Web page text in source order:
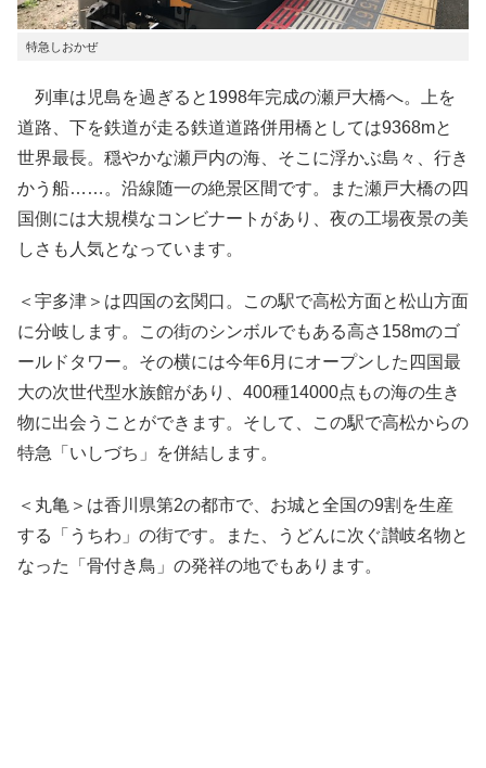
特急しおかぜ
列車は児島を過ぎると1998年完成の瀬戸大橋へ。上を
道路、下を鉄道が走る鉄道道路併用橋としては9368mと
世界最長。穏やかな瀬戸内の海、そこに浮かぶ島々、行き
かう船……。沿線随一の絶景区間です。また瀬戸大橋の四
国側には大規模なコンビナートがあり、夜の工場夜景の美
しさも人気となっています。
＜宇多津＞は四国の玄関口。この駅で高松方面と松山方面
に分岐します。この街のシンボルでもある高さ158mのゴ
ールドタワー。その横には今年6月にオープンした四国最
大の次世代型水族館があり、400種14000点もの海の生き
物に出会うことができます。そして、この駅で高松からの
特急「いしづち」を併結します。
＜丸亀＞は香川県第2の都市で、お城と全国の9割を生産
する「うちわ」の街です。また、うどんに次ぐ讃岐名物と
なった「骨付き鳥」の発祥の地でもあります。